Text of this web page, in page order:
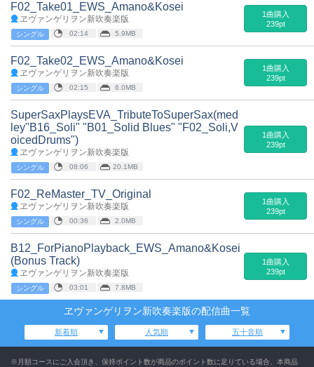
F02_Take01_EWS_Amano&Kosei
ヱヴァンゲリヲン新吹奏楽版
シングル 02:14 5.9MB
1曲購入
239pt
F02_Take02_EWS_Amano&Kosei
ヱヴァンゲリヲン新吹奏楽版
シングル 02:15 6.0MB
1曲購入
239pt
SuperSaxPlaysEVA_TributeToSuperSax(med
ley"B16_Soli" "B01_Solid Blues" "F02_Soli,V
oicedDrums")
ヱヴァンゲリヲン新吹奏楽版
シングル 08:06 20.1MB
1曲購入
239pt
F02_ReMaster_TV_Original
ヱヴァンゲリヲン新吹奏楽版
シングル 00:36 2.0MB
1曲購入
239pt
B12_ForPianoPlayback_EWS_Amano&Kosei
(Bonus Track)
ヱヴァンゲリヲン新吹奏楽版
シングル 03:01 7.8MB
1曲購入
239pt
ヱヴァンゲリヲン新吹奏楽版の配信曲一覧
新着順 人気順 五十音順
※月額コースにご入会頂き、保持ポイント数が商品のポイント数に足りている場合、本商品